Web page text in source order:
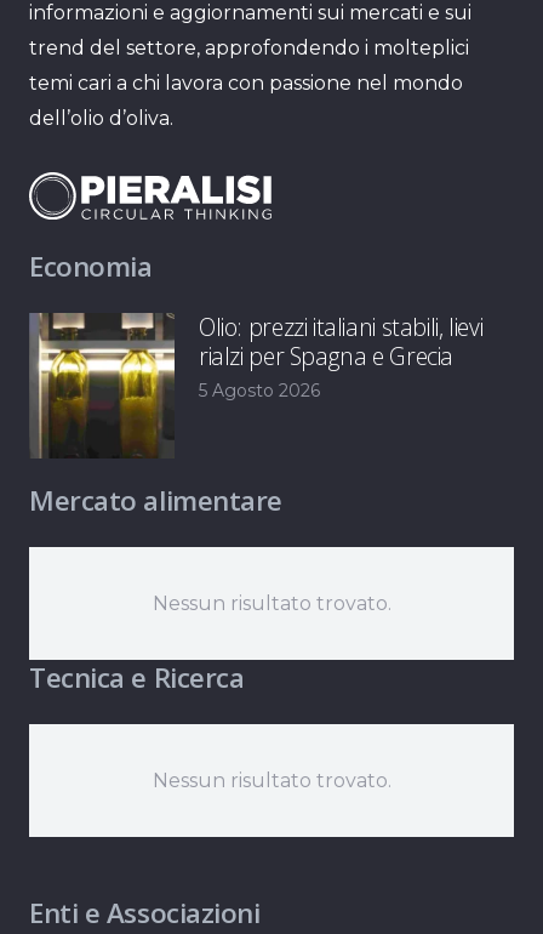
informazioni e aggiornamenti sui mercati e sui
trend del settore, approfondendo i molteplici
temi cari a chi lavora con passione nel mondo
dell’olio d’oliva.
Economia
Olio: prezzi italiani stabili, lievi
rialzi per Spagna e Grecia
5 Agosto 2026
Mercato alimentare
Nessun risultato trovato.
Tecnica e Ricerca
Nessun risultato trovato.
Enti e Associazioni